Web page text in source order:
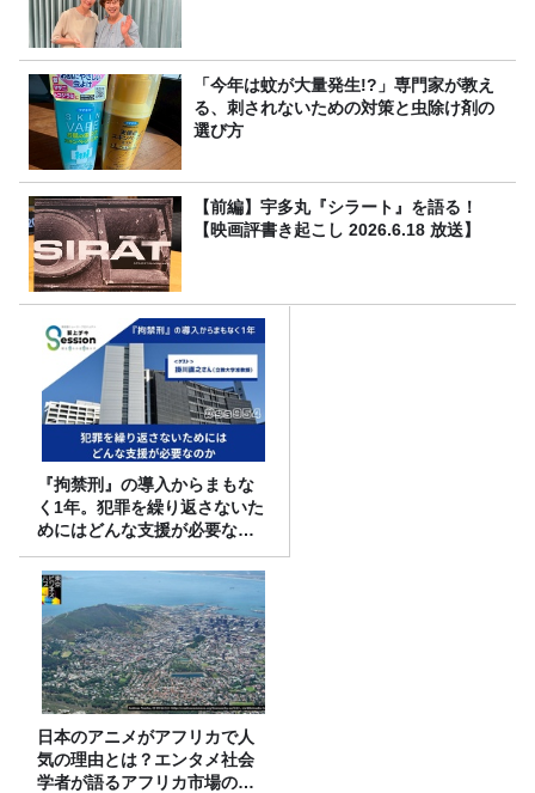
「今年は蚊が大量発生!?」専門家が教え
る、刺されないための対策と虫除け剤の
選び方
【前編】宇多丸『シラート』を語る！
【映画評書き起こし 2026.6.18 放送】
『拘禁刑』の導入からまもな
く1年。犯罪を繰り返さないた
めにはどんな支援が必要なの
か
日本のアニメがアフリカで人
気の理由とは？エンタメ社会
学者が語るアフリカ市場のリ